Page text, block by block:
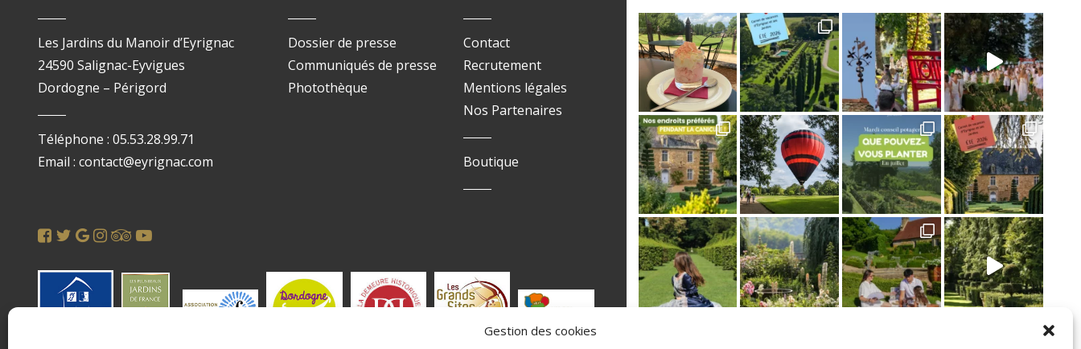
Gestion des cookies
Les Jardins du Manoir d’Eyrignac
24590 Salignac-Eyvigues
Dordogne – Périgord
Téléphone : 05.53.28.99.71
Email : contact@eyrignac.com
Dossier de presse
Communiqués de presse
Photothèque
Contact
Recrutement
Mentions légales
Nos Partenaires
Boutique